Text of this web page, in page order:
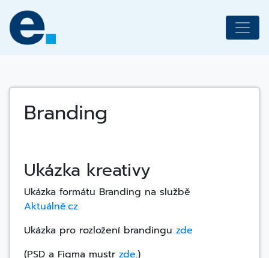
content
Branding
Ukázka kreativy
Ukázka formátu Branding na službě
Aktuálně.cz
Ukázka pro rozložení brandingu zde
(PSD a Figma mustr zde.)